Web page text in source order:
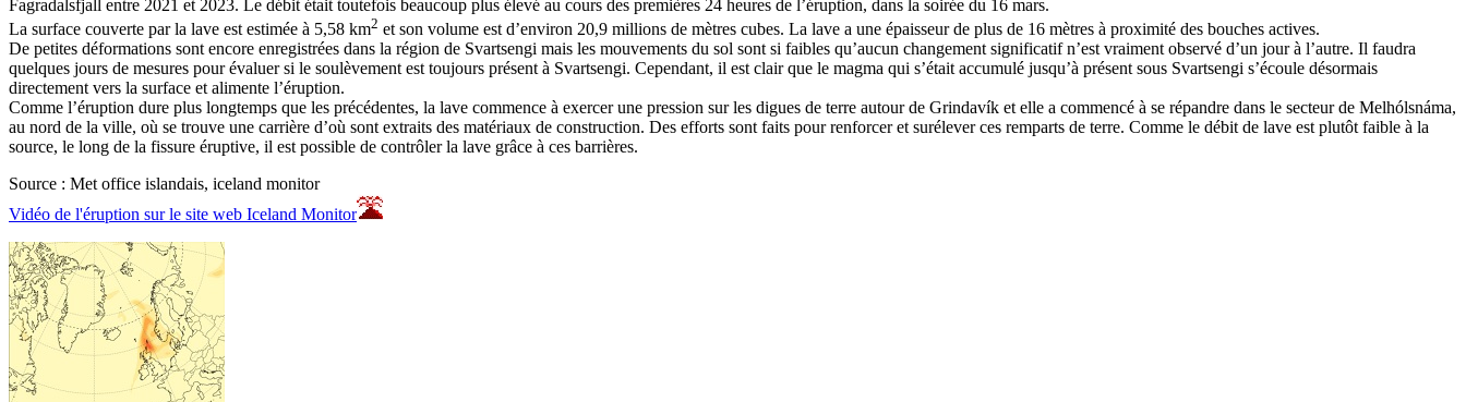
Fagradalsfjall entre 2021 et 2023. Le débit était toutefois beaucoup plus élevé au cours des premières 24 heures de l’éruption, dans la soirée du 16 mars.
La surface couverte par la lave est estimée à 5,58 km2 et son volume est d’environ 20,9 millions de mètres cubes. La lave a une épaisseur de plus de 16 mètres à proximité des bouches actives.
De petites déformations sont encore enregistrées dans la région de Svartsengi mais les mouvements du sol sont si faibles qu’aucun changement significatif n’est vraiment observé d’un jour à l’autre. Il faudra
quelques jours de mesures pour évaluer si le soulèvement est toujours présent à Svartsengi. Cependant, il est clair que le magma qui s’était accumulé jusqu’à présent sous Svartsengi s’écoule désormais
directement vers la surface et alimente l’éruption.
Comme l’éruption dure plus longtemps que les précédentes, la lave commence à exercer une pression sur les digues de terre autour de Grindavík et elle a commencé à se répandre dans le secteur de Melhólsnáma,
au nord de la ville, où se trouve une carrière d’où sont extraits des matériaux de construction. Des efforts sont faits pour renforcer et surélever ces remparts de terre. Comme le débit de lave est plutôt faible à la
source, le long de la fissure éruptive, il est possible de contrôler la lave grâce à ces barrières.
Source : Met office islandais, iceland monitor
Vidéo de l'éruption sur le site web Iceland Monitor